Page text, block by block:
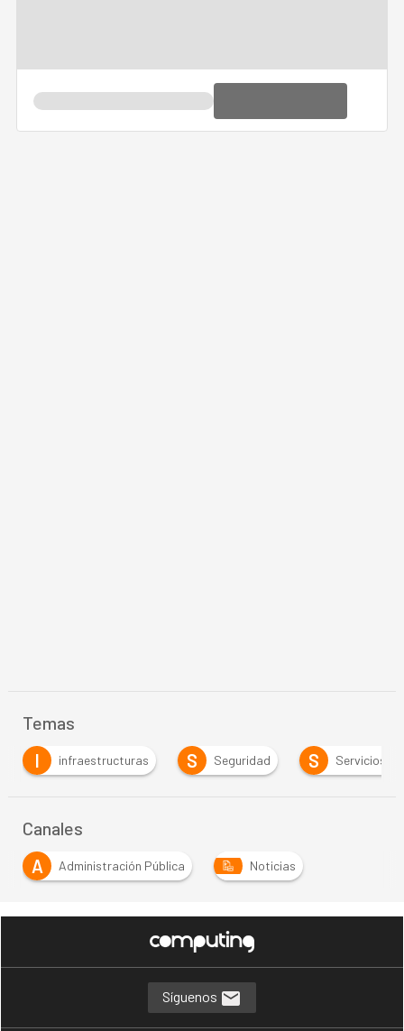
Temas
S Seguridad S Servicios TI T Talento
Canales
A
Administración Pública Noticias
Síguenos